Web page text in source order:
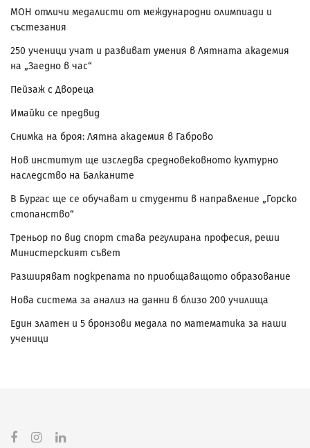
МОН отличи медалисти от международни олимпиади и
състезания
250 ученици учат и развиват умения в Лятната академия
на „Заедно в час“
Пейзаж с Двореца
Имайки се предвид
Снимка на броя: Лятна академия в Габрово
Нов институт ще изследва средновековното културно
наследство на Балканите
В Бургас ще се обучават и студенти в направление „Горско
стопанство“
Треньор по вид спорт става регулирана професия, реши
Министерският съвет
Разширяват подкрепата по приобщаващото образование
Нова система за анализ на данни в близо 200 училища
Един златен и 5 бронзови медала по математика за наши
ученици